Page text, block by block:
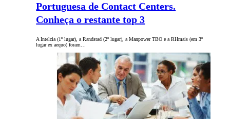
Portuguesa de Contact Centers.
Conheça o restante top 3
A Intelcia (1º lugar), a Randstad (2º lugar), a Manpower TBO e a RHmais (em 3º
lugar ex aequo) foram…